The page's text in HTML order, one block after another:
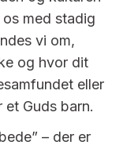
med stadig
vi om,
og hvor dit
eller
et Guds barn.
– der er